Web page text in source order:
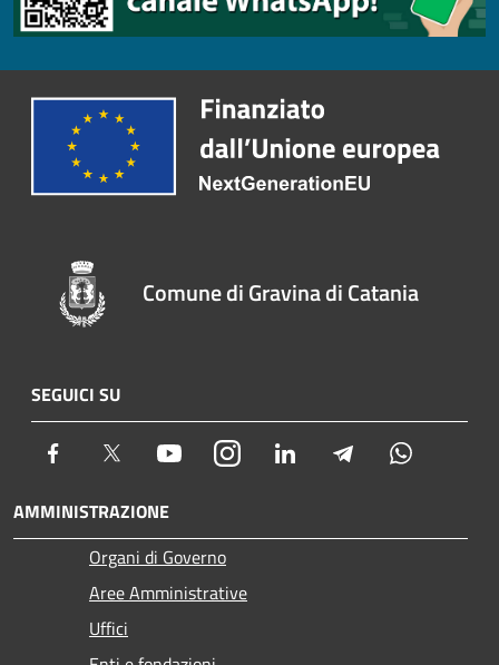
Comune di Gravina di Catania
SEGUICI SU
Facebook Twitter YoutubeInstagram LinkedIn Telegram
AMMINISTRAZIONE
Organi di Governo
Aree Amministrative
Uffici